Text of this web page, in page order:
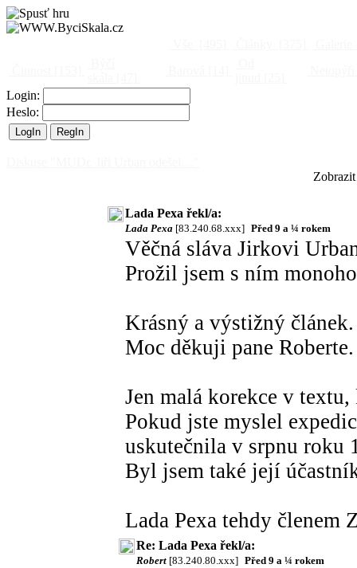
Login:
Heslo:
Lada Pexa řekl/a:
Lada Pexa [83.240.68.xxx] Před 9 a ¼ rokem
Věčná sláva Jirkovi
Prožil jsem s ním
Krásný a výstižný článek.
Moc děkuji pane Roberte.
Jen malá korekce v
Pokud jste myslel
uskutečnila v srpnu roku
Byl jsem také její
Lada Pexa tehdy
Re: Lada Pexa řekl/a:
Robert [83.240.80.xxx] Před 9 a ¼ rokem